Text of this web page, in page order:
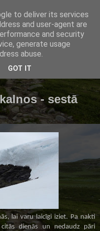
- sestā
lai varu laicīgi iziet. Pa nakti
dienās un nedaudz pāri
to deliver its services
and user-agent are
and security
generate usage
abuse.
GOT IT